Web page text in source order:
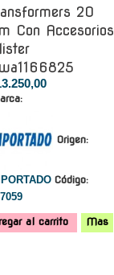
20
Con Accesorios
Origen:
Código:
al carrito Mas